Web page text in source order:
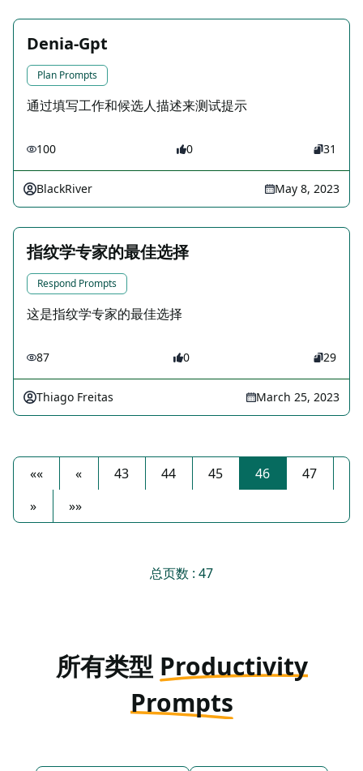
Denia-Gpt
Plan Prompts
通过填写工作和候选人描述来测试提示
100 0 31
BlackRiver May 8, 2023
指纹学专家的最佳选择
Respond Prompts
这是指纹学专家的最佳选择
87 0 29
Thiago Freitas March 25, 2023
«« « 43 44 45 46
47
»
»»
总页数 : 47
所有类型 Productivity
Prompts